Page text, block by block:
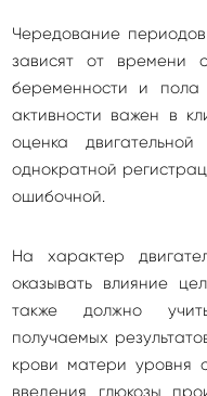
Чередование
зависят от времени
беременности и
активности важен в
оценка
однократной
ошибочной.
На характер
оказывать влияние
также должно
получаемых
крови матери уровня
введения глюкозы